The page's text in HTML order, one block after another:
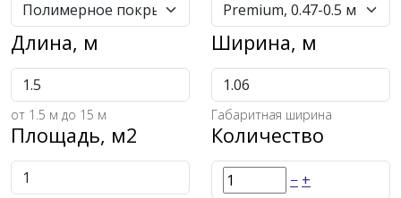
Длина, м
от 1.5 м до 15 м
Ширина, м
Габаритная ширина
Площадь, м2 Количество
− +